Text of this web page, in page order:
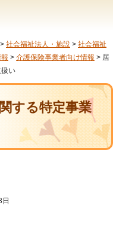
> 社会福祉法人・施設 > 社会福祉
> 介護保険事業者向け情報 > 居
い
する特定事業